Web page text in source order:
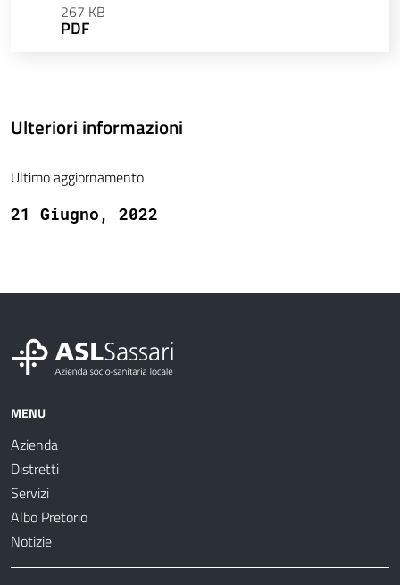
267 KB
PDF
Ulteriori informazioni
Ultimo aggiornamento
21 Giugno, 2022
MENU
Azienda
Distretti
Servizi
Albo Pretorio
Notizie